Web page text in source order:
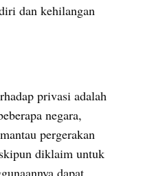
dan kehilangan
privasi adalah
negara,
pergerakan
diklaim untuk
dapat